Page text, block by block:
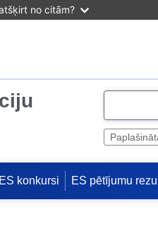
no citām?
e
ES konkursi ES pētījumu